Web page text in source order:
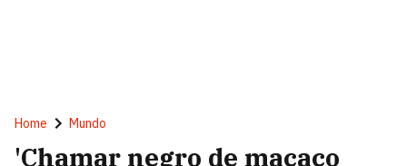
Home Mundo
'Chamar negro de macaco